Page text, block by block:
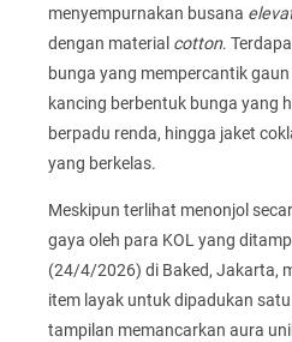
menyempurnakan busana
dengan material cotton.
bunga yang mempercantik
kancing berbentuk bunga yang
berpadu renda, hingga jaket
yang berkelas.
Meskipun terlihat menonjol
gaya oleh para KOL yang
(24/4/2026) di Baked, Jakarta,
item layak untuk dipadukan
tampilan memancarkan aura